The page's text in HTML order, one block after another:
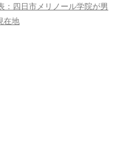
：四日市メリノール学院が男
在地